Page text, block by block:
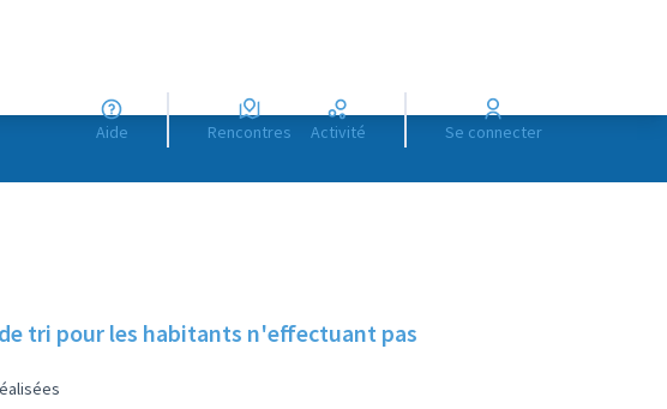
Aide Rencontres Activité Se connecter
tri pour les habitants n'effectuant pas